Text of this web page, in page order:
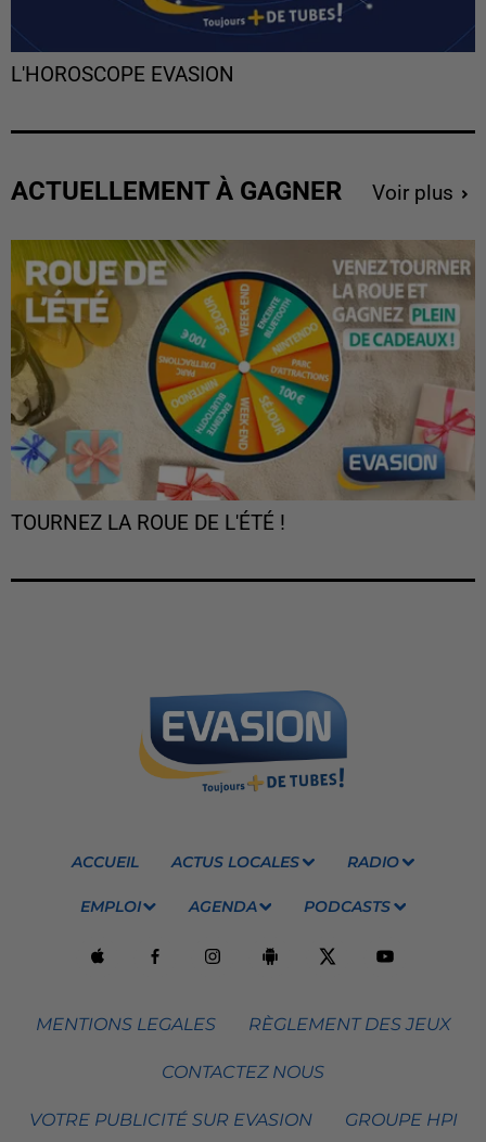
L'HOROSCOPE EVASION
ACTUELLEMENT À GAGNER Voir plus
TOURNEZ LA ROUE DE L'ÉTÉ !
ACCUEIL ACTUS LOCALES RADIO
EMPLOI AGENDA PODCASTS
MENTIONS LEGALES RÈGLEMENT DES JEUX
CONTACTEZ NOUS
VOTRE PUBLICITÉ SUR EVASION GROUPE HPI